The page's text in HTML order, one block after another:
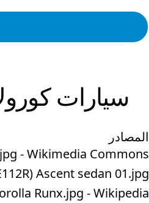
سيارات
المصادر
- Wikimedia Commons
Ascent sedan 01.jpg ...
Runx.jpg - Wikipedia